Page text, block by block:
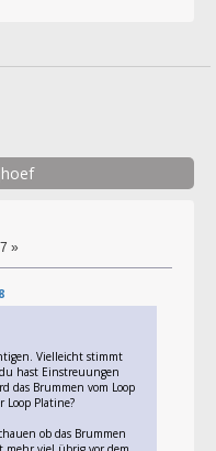
»
Vielleicht stimmt
hast Einstreuungen
das Brummen vom Loop
Loop Platine?
ob das Brummen